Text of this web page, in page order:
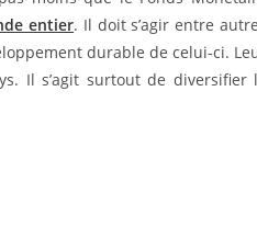
entier. Il doit s’agir entre
durable de celui-ci.
Il s’agit surtout de diversifier